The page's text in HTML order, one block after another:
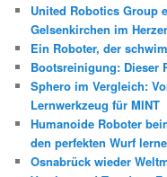
n
United Robotics Group
Gelsenkirchen im
Ein Roboter, der
Bootsreinigung: Dieser
Sphero im Vergleich:
Lernwerkzeug für MINT
Humanoide Roboter
den perfekten Wurf
Osnabrück wieder